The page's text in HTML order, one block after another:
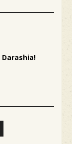
Darashia!